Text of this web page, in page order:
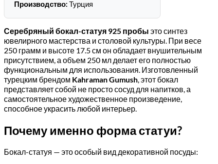
Производство: Турция
Серебряный бокал-статуя 925 пробы это синтез
ювелирного мастерства и столовой культуры. При весе
250 грамм и высоте 17.5 см он обладает внушительным
присутствием, а объем 250 мл делает его полностью
функциональным для использования. Изготовленный
турецким брендом Kahraman Gumush , этот бокал
представляет собой не просто сосуд для напитков, а
самостоятельное художественное произведение,
способное украсить любой интерьер.
Почему именно форма статуи?
Бокал-статуя — это особый вид декоративной посуды: